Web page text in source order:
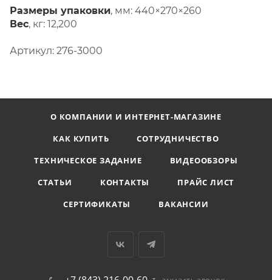
Размеры упаковки, мм: 440×270×260
Вес, кг: 12,200
Артикул: 276-3000
О КОМПАНИИ И ИНТЕРНЕТ-МАГАЗИНЕ
КАК КУПИТЬ
СОТРУДНИЧЕСТВО
ТЕХНИЧЕСКОЕ ЗАДАНИЕ
ВИДЕООБЗОРЫ
СТАТЬИ
КОНТАКТЫ
ПРАЙС ЛИСТ
СЕРТИФИКАТЫ
ВАКАНСИИ